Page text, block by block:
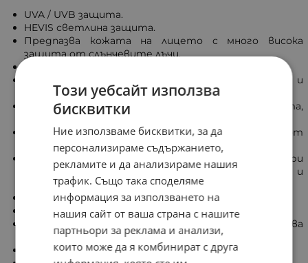
UVA / UVB защита.
HEVIS светлина защита.
Предпазва кожата на лицето с много висока
защита от слънчевите лъчи.
Ефективен в намаляването на тъмните петна и
предотвратява повторната им поява.
С високи стандарти за UVA и UVB защита,
UVA нивата на защита са по-високи от
препоръчаните от ЕС.
Подходящ и с добра поносимост дори при
чувствителна кожа, доказано от клинични и
дерматологични проучвания.
Некомедогенен.
Подходящ за основа за грим.
Притежава лека текстура с не мазна, нелепкава
формула.
Попива бързо.
Този уебсайт използва
бисквитки
Ние използваме бисквитки, за да
персонализираме съдържанието,
рекламите и да анализираме нашия
трафик. Също така споделяме
информация за използването на
нашия сайт от ваша страна с нашите
партньори за реклама и анализи,
които може да я комбинират с друга